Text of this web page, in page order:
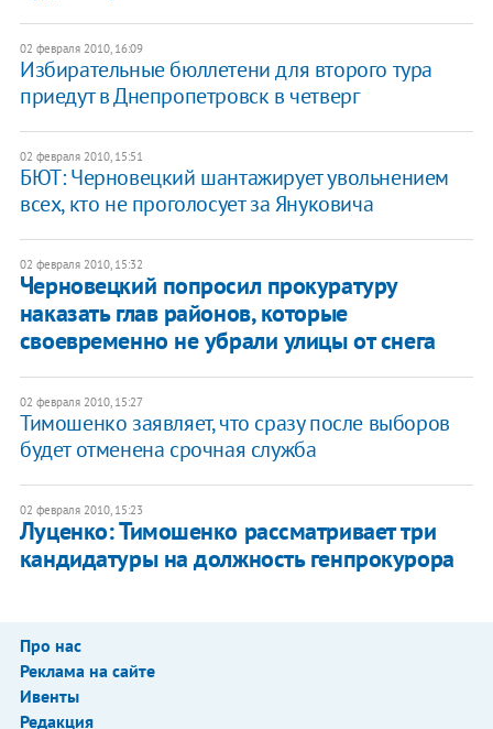
02 февраля 2010, 16:09
Избирательные бюллетени для второго тура
приедут в Днепропетровск в четверг
02 февраля 2010, 15:51
БЮТ: Черновецкий шантажирует увольнением
всех, кто не проголосует за Януковича
02 февраля 2010, 15:32
Черновецкий попросил прокуратуру
наказать глав районов, которые
своевременно не убрали улицы от снега
02 февраля 2010, 15:27
Тимошенко заявляет, что сразу после выборов
будет отменена срочная служба
02 февраля 2010, 15:23
Луценко: Тимошенко рассматривает три
кандидатуры на должность генпрокурора
Про нас
Реклама на сайте
Ивенты
Редакция